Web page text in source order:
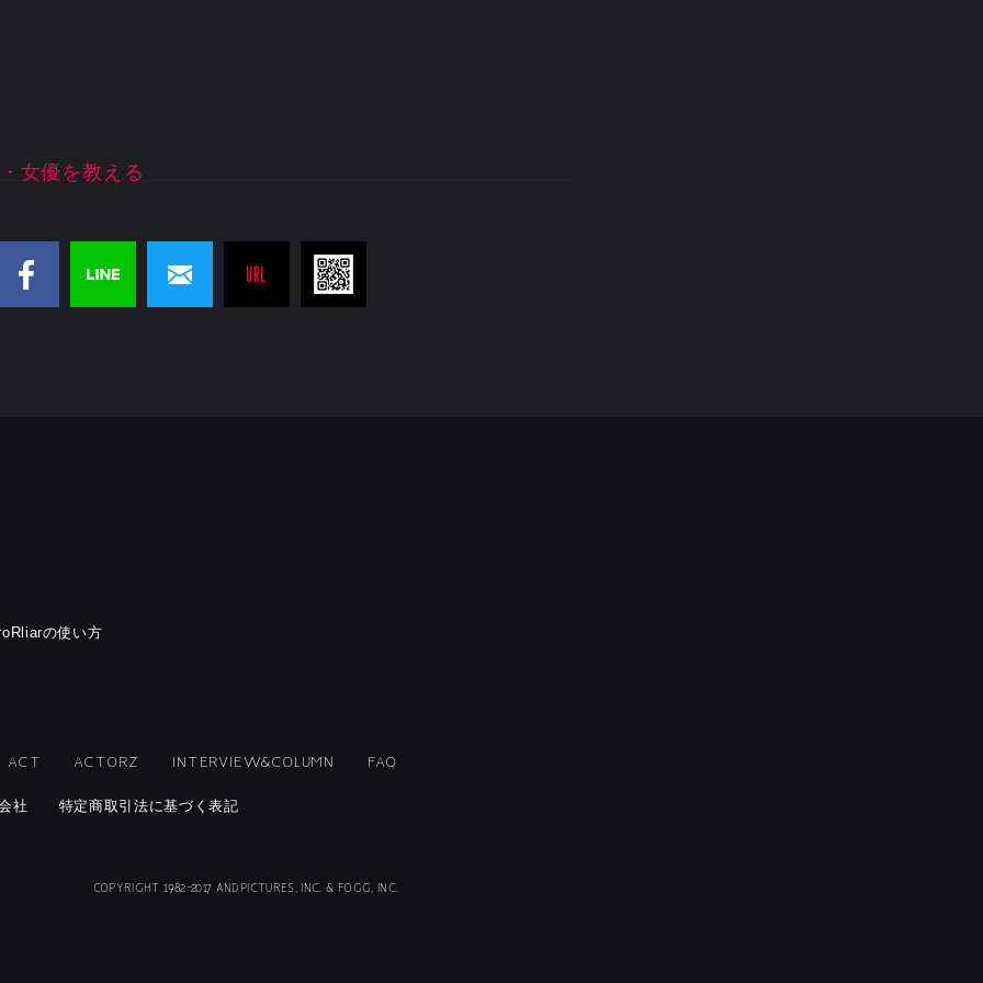
女優を教える
の使い方
ACT ACTORZ INTERVIEW&COLUMN FAQ
社 特定商取引法に基づく表記
COPYRIGHT 1982-2017 ANDPICTURES, INC. & FOGG, INC.